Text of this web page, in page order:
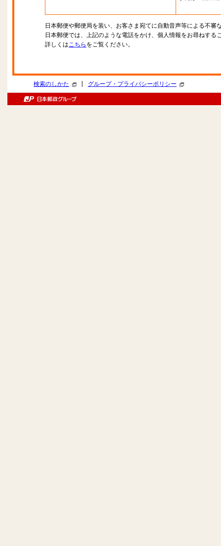
日本郵便や郵便局を装い、お客さま宛てに自動音声等による不審
日本郵便では、上記のような電話をかけ、個人情報をお尋ねする
詳しくはこちら をご覧ください。
検索のしかた グループ・プライバシーポリシー